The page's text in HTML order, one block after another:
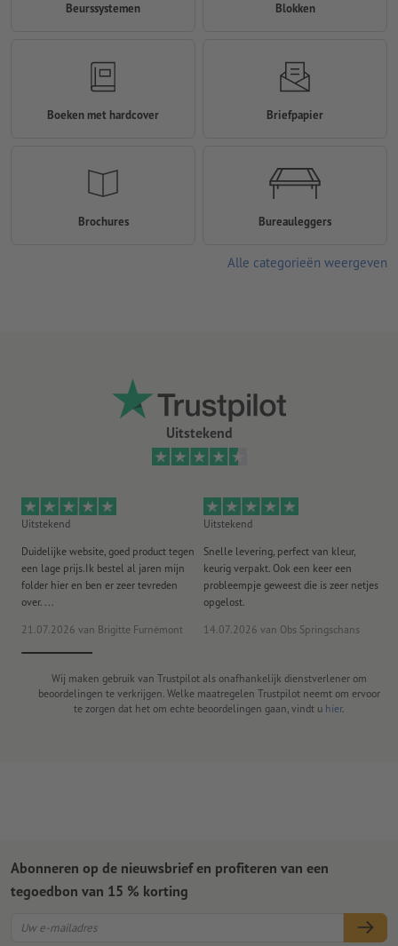
Uitstekend
Uitstekend
Duidelijke website, goed product tegen
een lage prijs.Ik bestel al jaren mijn
folder hier en ben er zeer tevreden
over. ...
21.07.2026 van Brigitte Furnèmont
Uitstekend
Snelle levering, perfect van kleur,
keurig verpakt. Ook een keer een
probleempje geweest die is zeer netjes
opgelost.
14.07.2026 van Obs Springschans
Wij maken gebruik van Trustpilot als onafhankelijk dienstverlener om
beoordelingen te verkrijgen. Welke maatregelen Trustpilot neemt om ervoor
te zorgen dat het om echte beoordelingen gaan, vindt u hier.
Beurssystemen Blokken
Boeken met hardcover Briefpapier
Brochures Bureauleggers
Alle categorieën weergeven
Abonneren op de nieuwsbrief en profiteren van een
tegoedbon van 15 % korting